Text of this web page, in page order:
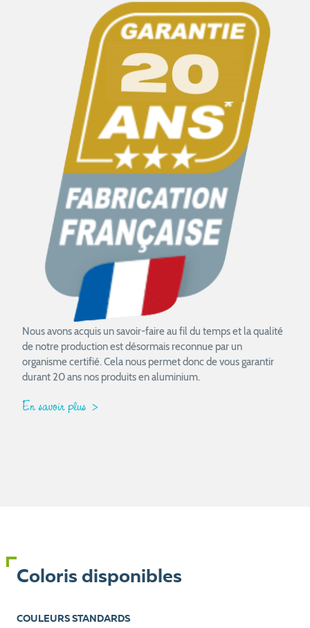
Nous avons acquis un savoir-faire au fil du temps et la qualité
de notre production est désormais reconnue par un
organisme certifié. Cela nous permet donc de vous garantir
durant 20 ans nos produits en aluminium.
En savoir plus
Coloris disponibles
COULEURS STANDARDS